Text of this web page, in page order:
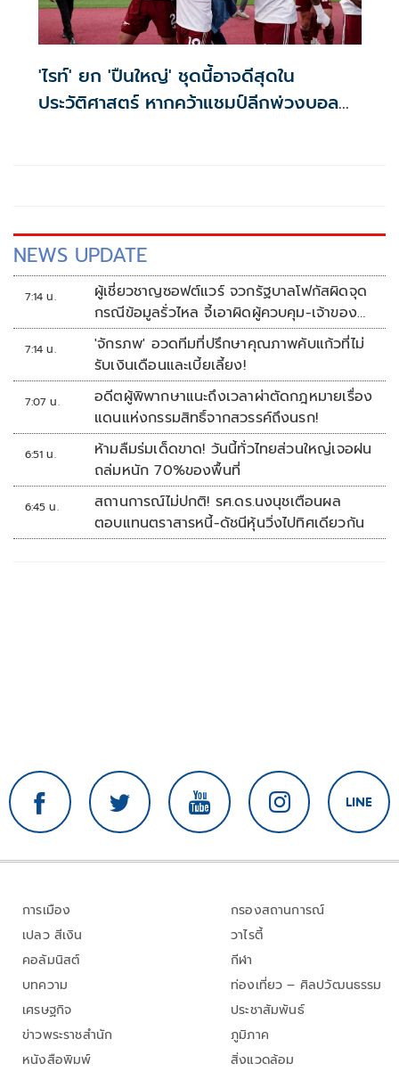
'ไรท์' ยก 'ปืนใหญ่' ชุดนี้อาจดีสุดใน
ประวัติศาสตร์ หากคว้าแชมป์ลีกพ่วงบอล
NEWS UPDATE
7:14 น.
ผู้เชี่ยวชาญซอฟต์แวร์ จวกรัฐบาลโฟกัสผิดจุด
กรณีข้อมูลรั่วไหล จี้เอาผิดผู้ควบคุม-เจ้าของ
ระบบตามกฎหมาย PDPA
7:14 น.
'จักรภพ' อวดทีมที่ปรึกษาคุณภาพคับแก้วที่ไม่
รับเงินเดือนและเบี้ยเลี้ยง!
7:07 น.
อดีตผู้พิพากษาแนะถึงเวลาผ่าตัดกฎหมายเรื่อง
แดนแห่งกรรมสิทธิ์จากสวรรค์ถึงนรก!
6:51 น.
ห้ามลืมร่มเด็ดขาด! วันนี้ทั่วไทยส่วนใหญ่เจอฝน
ถล่มหนัก 70%ของพื้นที่
6:45 น.
สถานการณ์ไม่ปกติ! รศ.ดร.นงนุชเตือนผล
ตอบแทนตราสารหนี้-ดัชนีหุ้นวิ่งไปทิศเดียวกัน
การเมือง
เปลว สีเงิน
คอลัมนิสต์
บทความ
เศรษฐกิจ
ข่าวพระราชสำนัก
หนังสือพิมพ์
กรองสถานการณ์
วาไรตี้
กีฬา
ท่องเที่ยว – ศิลปวัฒนธรรม
ประชาสัมพันธ์
ภูมิภาค
สิ่งแวดล้อม